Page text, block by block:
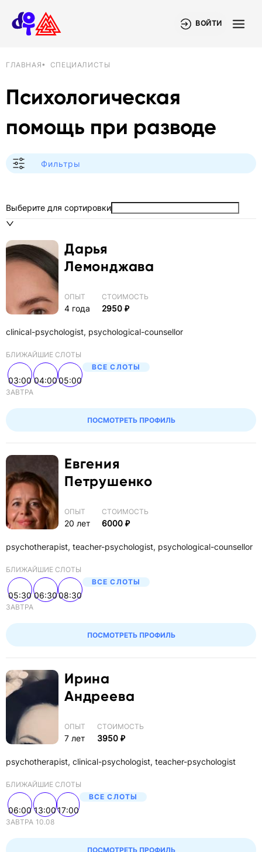
ВОЙТИ
ГЛАВНАЯ СПЕЦИАЛИСТЫ
Психологическая
помощь при разводе
Фильтры
Все темы
КЛЮЧЕВЫЕ ТЕМЫ
divorce
ДИАПАЗОН ЦЕН
Не важен
ПОЛ
СПЕЦИАЛЬНОСТЬ
Любые
МЕТОДЫ РАБОТЫ
Любые
ТОЛЬКО СУПЕРВИЗИИ
ТИП ДНЯ
Не важен
ДАТА
ВРЕМЯ
Любое время
ФАМИЛИЯ СПЕЦИАЛИСТА
Выберите для сортировки
Дарья
Лемонджава
clinical-psychologist, psychological-counsellor
ОПЫТ
4 года
СТОИМОСТЬ
2950 ₽
БЛИЖАЙШИЕ СЛОТЫ
03:00
ЗАВТРА
04:0005:00
ВСЕ СЛОТЫ
ПОСМОТРЕТЬ ПРОФИЛЬ
Евгения
Петрушенко
psychotherapist, teacher-psychologist, psychological-counsellor
ОПЫТ
20 лет
СТОИМОСТЬ
6000 ₽
БЛИЖАЙШИЕ СЛОТЫ
05:30
ЗАВТРА
06:3008:30
ВСЕ СЛОТЫ
ПОСМОТРЕТЬ ПРОФИЛЬ
Ирина
Андреева
psychotherapist, clinical-psychologist, teacher-psychologist
ОПЫТ
7 лет
СТОИМОСТЬ
3950 ₽
БЛИЖАЙШИЕ СЛОТЫ
06:00
ЗАВТРА
13:00
10.08
17:00
ВСЕ СЛОТЫ
ПОСМОТРЕТЬ ПРОФИЛЬ